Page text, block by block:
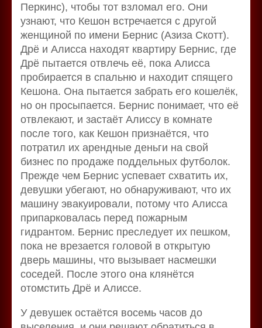
Перкинс), чтобы тот взломал его. Они
узнают, что Кешон встречается с другой
женщиной по имени Бернис (Азиза Скотт).
Дрё и Алисса находят квартиру Бернис, где
Дрё пытается отвлечь её, пока Алисса
пробирается в спальню и находит спящего
Кешона. Она пытается забрать его кошелёк,
но он просыпается. Бернис понимает, что её
отвлекают, и застаёт Алиссу в комнате
после того, как Кешон признаётся, что
потратил их арендные деньги на свой
бизнес по продаже поддельных футболок.
Прежде чем Бернис успевает схватить их,
девушки убегают, но обнаруживают, что их
машину эвакуировали, потому что Алисса
припарковалась перед пожарным
гидрантом. Бернис преследует их пешком,
пока не врезается головой в открытую
дверь машины, что вызывает насмешки
соседей. После этого она клянётся
отомстить Дрё и Алиссе.
У девушек остаётся восемь часов до